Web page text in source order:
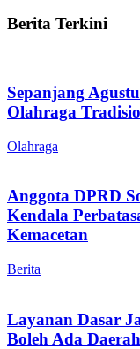
Berita Terkini
Sepanjang
Olahraga
Olahraga
Anggota DPRD
Kendala
Kemacetan
Berita
Layanan Dasar
Boleh Ada